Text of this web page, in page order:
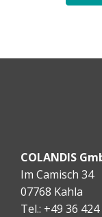
COLANDIS
Im Camisch 34
07768 Kahla
Tel.: +49 36